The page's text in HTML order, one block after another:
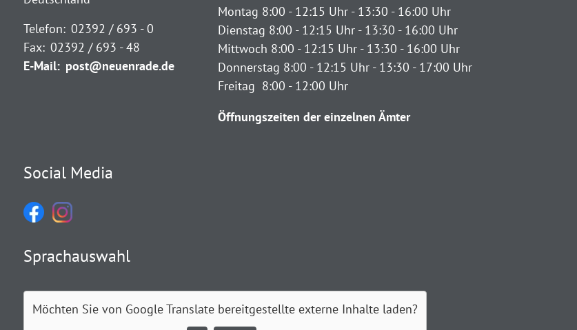
Telefon: 02392 / 693 - 0
Fax: 02392 / 693 - 48
E-Mail: post@neuenrade.de
Montag 8:00 - 12:15 Uhr - 13:30 - 16:00 Uhr
Dienstag 8:00 - 12:15 Uhr - 13:30 - 16:00 Uhr
Mittwoch 8:00 - 12:15 Uhr - 13:30 - 16:00 Uhr
Donnerstag 8:00 - 12:15 Uhr - 13:30 - 17:00 Uhr
Freitag 8:00 - 12:00 Uhr
Öffnungszeiten der einzelnen Ämter
Social Media
Sprachauswahl
Möchten Sie von Google Translatebereitgestellte externe Inhalte laden?